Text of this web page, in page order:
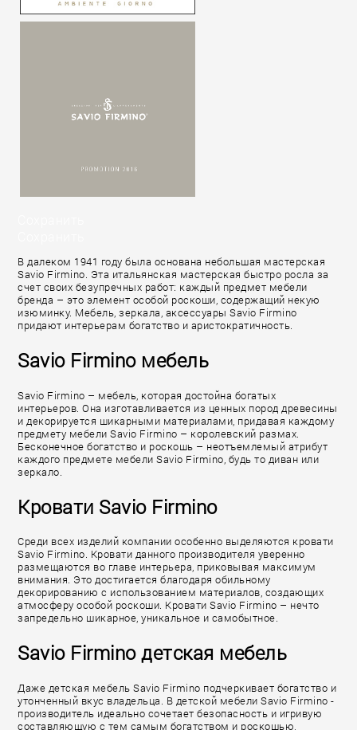
В далеком 1941 году была основана небольшая мастерская
Savio Firmino. Эта итальянская мастерская быстро росла за
счет своих безупречных работ: каждый предмет мебели
бренда – это элемент особой роскоши, содержащий некую
изюминку. Мебель, зеркала, аксессуары Savio Firmino
придают интерьерам богатство и аристократичность.
Savio Firmino мебель
Savio Firmino – мебель, которая достойна богатых
интерьеров. Она изготавливается из ценных пород древесины
и декорируется шикарными материалами, придавая каждому
предмету мебели Savio Firmino – королевский размах.
Бесконечное богатство и роскошь – неотъемлемый атрибут
каждого предмете мебели Savio Firmino, будь то диван или
зеркало.
Кровати Savio Firmino
Среди всех изделий компании особенно выделяются кровати
Savio Firmino. Кровати данного производителя уверенно
размещаются во главе интерьера, приковывая максимум
внимания. Это достигается благодаря обильному
декорированию с использованием материалов, создающих
атмосферу особой роскоши. Кровати Savio Firmino – нечто
запредельно шикарное, уникальное и самобытное.
Savio Firmino детская мебель
Даже детская мебель Savio Firmino подчеркивает богатство и
утонченный вкус владельца. В детской мебели Savio Firmino -
производитель идеально сочетает безопасность и игривую
составляющую с тем самым богатством и роскошью,